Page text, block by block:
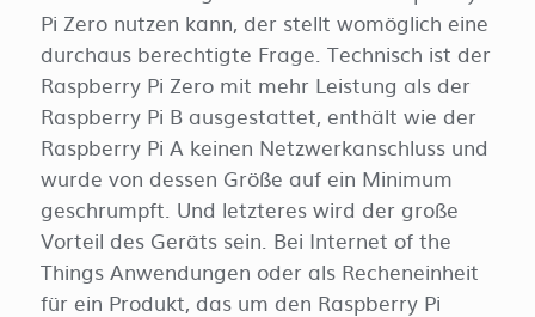
Pi Zero nutzen kann, der stellt womöglich eine
durchaus berechtigte Frage. Technisch ist der
Raspberry Pi Zero mit mehr Leistung als der
Raspberry Pi B ausgestattet, enthält wie der
Raspberry Pi A keinen Netzwerkanschluss und
wurde von dessen Größe auf ein Minimum
geschrumpft. Und letzteres wird der große
Vorteil des Geräts sein. Bei Internet of the
Things Anwendungen oder als Recheneinheit
für ein Produkt, das um den Raspberry Pi